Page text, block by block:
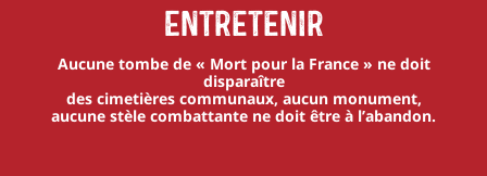
Entretenir
Aucune tombe de « Mort pour la France » ne doit
disparaître
des cimetières communaux, aucun monument,
aucune stèle combattante ne doit être à l’abandon.